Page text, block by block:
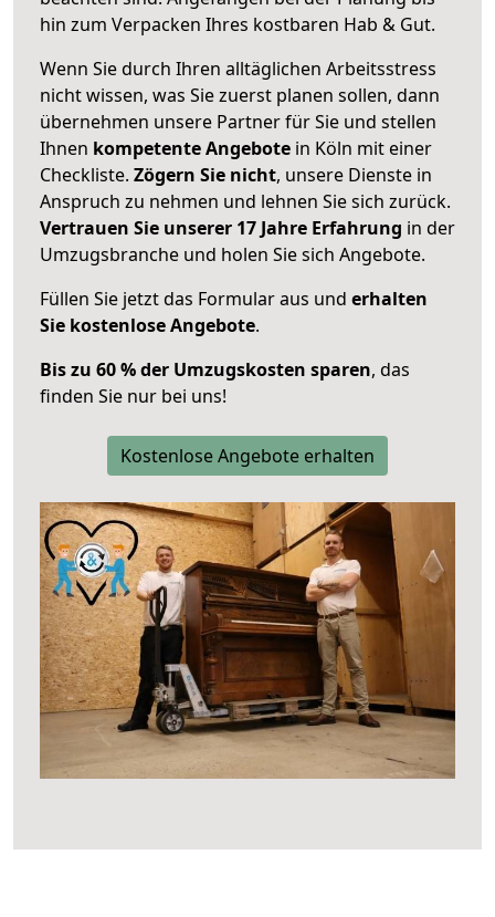
hin zum Verpacken Ihres kostbaren Hab & Gut.
Wenn Sie durch Ihren alltäglichen Arbeitsstress
nicht wissen, was Sie zuerst planen sollen, dann
übernehmen unsere Partner für Sie und stellen
Ihnen kompetente Angebote in Köln mit einer
Checkliste. Zögern Sie nicht, unsere Dienste in
Anspruch zu nehmen und lehnen Sie sich zurück.
Vertrauen Sie unserer 17 Jahre Erfahrung in der
Umzugsbranche und holen Sie sich Angebote.
Füllen Sie jetzt das Formular aus und erhalten
Sie kostenlose Angebote.
Bis zu 60 % der Umzugskosten sparen, das
finden Sie nur bei uns!
Kostenlose Angebote erhalten